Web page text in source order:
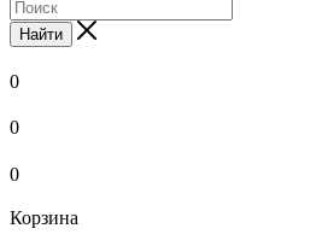
Найти
0
0
0
Корзина